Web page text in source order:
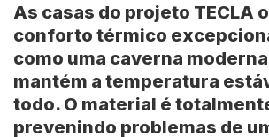
As casas do projeto TECLA
conforto térmico
como uma caverna
mantém a temperatura
todo. O material é
prevenindo problemas de